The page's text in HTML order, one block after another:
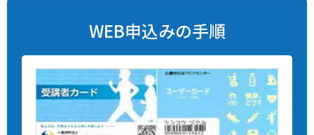
WEB申込みの手順